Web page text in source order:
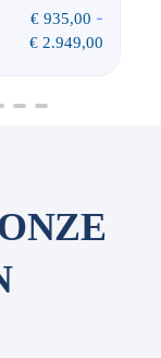
€935,00 -
€2.949,00